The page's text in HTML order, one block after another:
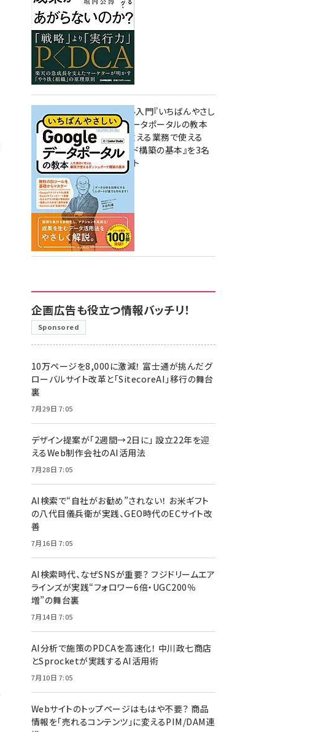
10:00
無料BIツール入門『いちばんやさし
いGoogleデータポータルの教本
人気講師が教える業務で使える
ダッシュボード構築の基本』を3名
様にプレゼント
7月31日 10:00
企画広告も役立つ情報バッチリ！
Sponsored
10万ページを8,000に激減！ 富士通が挑んだグ
ローバルサイト改革と「SitecoreAI」移行の舞台
裏
7月29日 7:05
デザイン提案が「2週間→2日に」 設立22年を迎
えるWeb制作会社のAI活用法
7月28日 7:05
AI検索で“自社がお勧め”されない！ お米ギフト
の八代目儀兵衛が実践、GEO時代のECサイト改
善
7月16日 7:05
AI検索時代、なぜSNSが重要？ フジドリームエア
ラインズが実践“フォロワー6倍・UGC200％
増”の舞台裏
7月14日 7:05
AI分析で施策のPDCAを高速化！ 中川政七商店
とSprocketが実践するAI活用術
7月10日 7:05
Webサイトのトップページはもはや不要？ 商品
情報を「売れるコンテンツ」に変えるPIM/DAM連